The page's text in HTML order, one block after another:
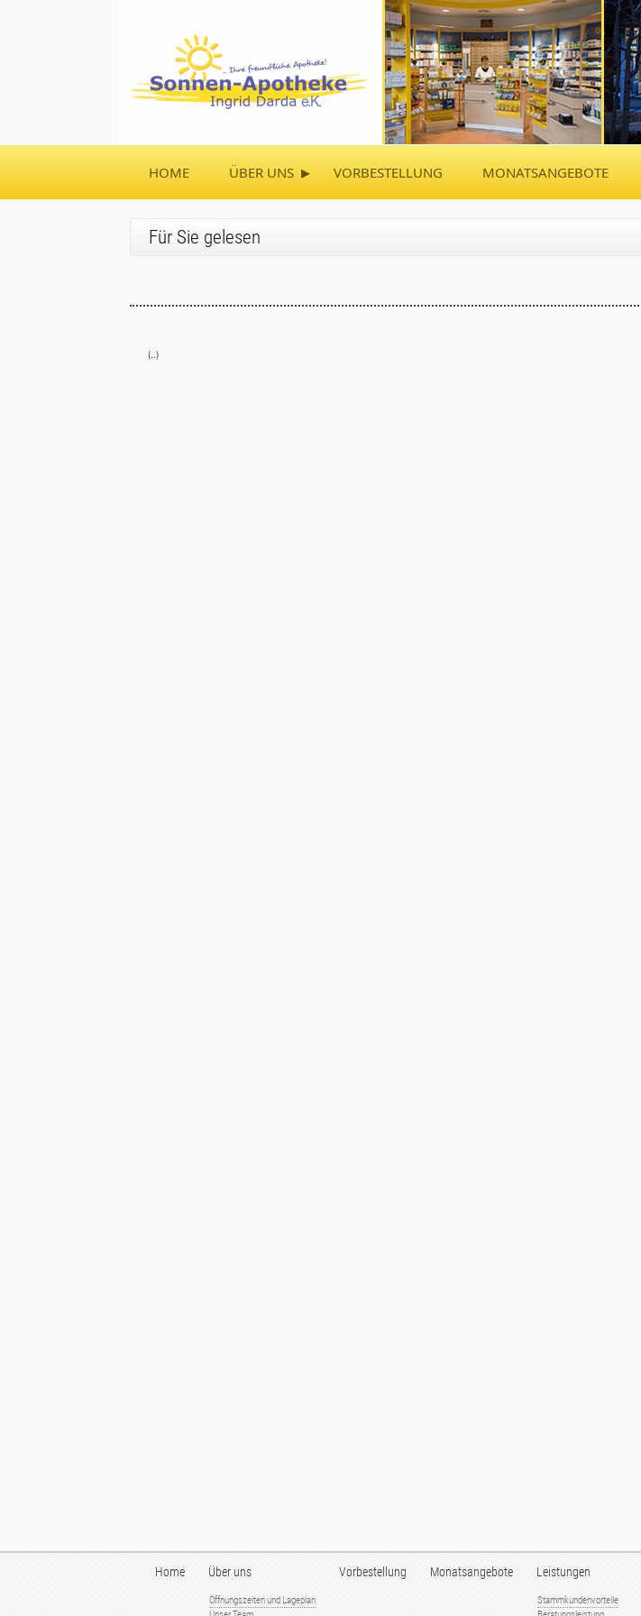
HOME ÜBER UNS ▸ VORBESTELLUNG MONATSANGEBOTE
Für Sie gelesen
(..)
Home Über uns
Öffnungszeiten und Lageplan
Vorbestellung Monatsangebote Leistungen
Stammkundenvorteile